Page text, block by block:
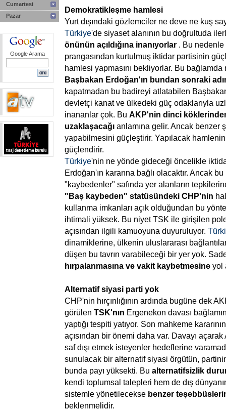
Cumartesi
Pazar
Google Arama
Demokratikleşme hamlesi
Yurt dışındaki gözlemciler ne deve ne kuş
Türkiye'de siyaset alanının bu doğrultuda
önünün açıldığına inanıyorlar . Bu
prangasından kurtulmuş iktidar partisinin
hamlesi yapmasını bekliyorlar. Bu
Başbakan Erdoğan'ın bundan sonraki
kapatmadan bu badireyi atlatabilen
devletçi kanat ve ülkedeki güç odaklarıyla
inananlar çok. Bu AKP'nin dinci
uzaklaşacağı anlamına gelir. Ancak benzer
yapabilmesini güçleştirir. Yapılacak
güçlendirir.
Türkiye'nin ne yönde gideceği öncelikle
Erdoğan'ın kararına bağlı olacaktır. Ancak
"kaybedenler" safında yer alanların
"Baş kaybeden" statüsündeki CHP'nin
kullanma imkanları açık olduğundan bu
ihtimali yüksek. Bu niyet TSK ile girişilen
açısından ilgili kamuoyuna duyuruluyor.
dinamiklerine, ülkenin uluslararası
düşen bu tavrın varabileceği bir yer yok.
hırpalanmasına ve vakit kaybetmesine yol
Alternatif siyasi parti yok
CHP'nin hırçınlığının ardında bugüne dek
görülen TSK'nın Ergenekon davası
yaptığı tespiti yatıyor. Son mahkeme
açısından bir önemi daha var. Davayı
saf dışı etmek isteyenler hedeflerine
sunulacak bir alternatif siyasi örgütün,
bunda payı yüksekti. Bu alternatifsizlik
kendi toplumsal talepleri hem de dış
sistemle yönetilecekse benzer
beklenmelidir.